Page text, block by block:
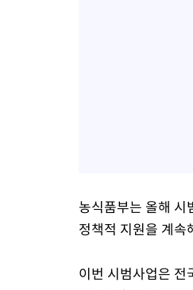
농식품부는 올해 시
정책적 지원을 계속
이번 시범사업은